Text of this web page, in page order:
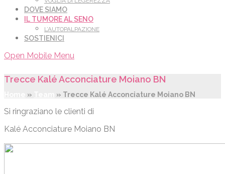
DOVE SIAMO
IL TUMORE AL SENO
L’AUTOPALPAZIONE
SOSTIENICI
Open Mobile Menu
Trecce Kalé Acconciature Moiano BN
» » Trecce Kalé Acconciature Moiano BN
Si ringraziano le clienti di
Kalé Acconciature Moiano BN